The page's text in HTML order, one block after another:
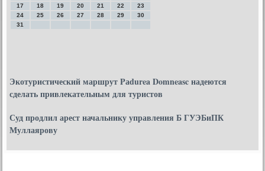
17
18 19 20 21 22
23
24
25 26 27 28 29
30
31
Экотуристический маршрут Pаdurea Domneasc надеются
сделать привлекательным для туристов
Суд продлил арест начальнику управления Б ГУЭБиПК
Муллаярову